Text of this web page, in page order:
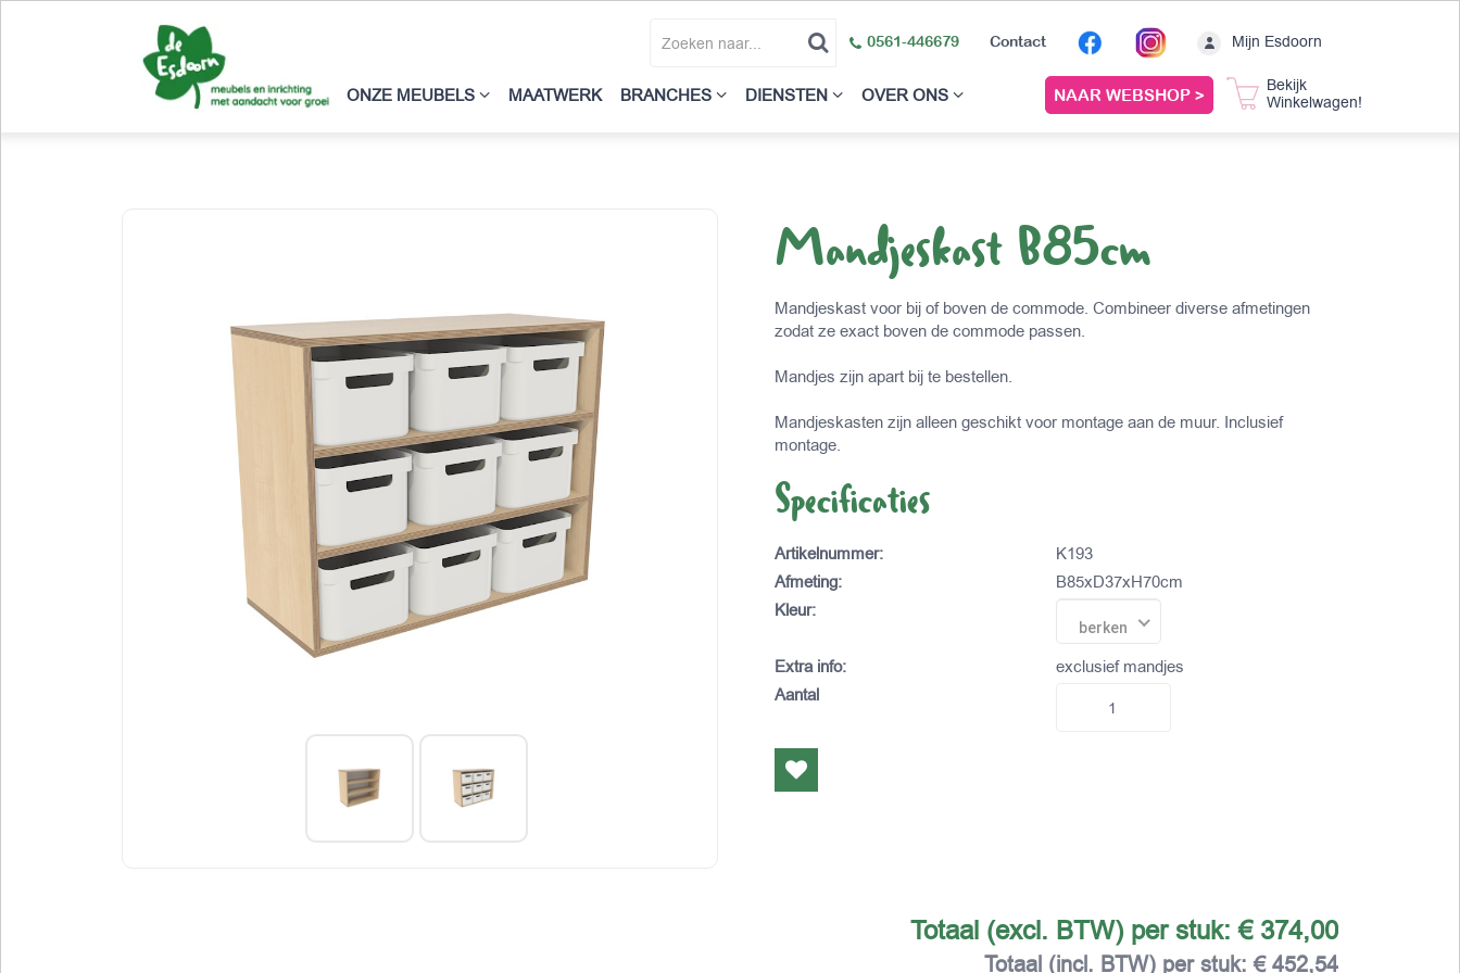
0561-446679 Contact Mijn Esdoorn
ONZE MEUBELS MAATWERK BRANCHES DIENSTEN OVER ONS NAAR WEBSHOP >
Bekijk
Winkelwagen!
Mandjeskast B85cm
Mandjeskast voor bij of boven de commode. Combineer diverse afmetingen
zodat ze exact boven de commode passen.
​Mandjes zijn apart bij te bestellen.
Mandjeskasten zijn alleen geschikt voor montage aan de muur. Inclusief
montage.
Specificaties
Artikelnummer:
K193
Afmeting:
B85xD37xH70cm
Kleur:
berken
Extra info:
exclusief mandjes
Aantal
Totaal (excl. BTW) per stuk:€ 374,00
Totaal (incl. BTW) per stuk:€ 452,54